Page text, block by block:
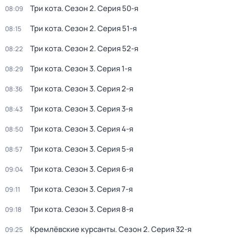
08:09 Три кота. Сезон 2. Серия 50-я
08:15 Три кота. Сезон 2. Серия 51-я
08:22 Три кота. Сезон 2. Серия 52-я
08:29 Три кота. Сезон 3. Серия 1-я
08:36 Три кота. Сезон 3. Серия 2-я
08:43 Три кота. Сезон 3. Серия 3-я
08:50 Три кота. Сезон 3. Серия 4-я
08:57 Три кота. Сезон 3. Серия 5-я
09:04 Три кота. Сезон 3. Серия 6-я
09:11 Три кота. Сезон 3. Серия 7-я
09:18 Три кота. Сезон 3. Серия 8-я
09:25 Кремлёвские курсанты. Сезон 2. Серия 32-я